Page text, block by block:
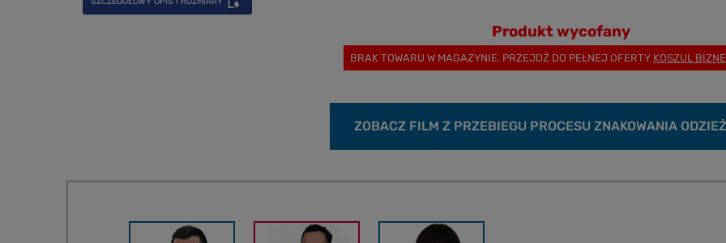
Produkt wycofany
BRAK TOWARU W MAGAZYNIE. PRZEJDŹ DO PEŁNEJ OFERTY KOSZUL
ZOBACZ FILM Z PRZEBIEGU PROCESU ZNAKOWANIA